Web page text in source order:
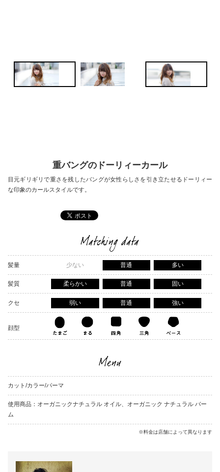
重バングのドーリィーカール
目元ギリギリで重さを残したバングが女性らしさを引き立たせるドーリィー
な印象のカールスタイルです。
Matching data
髪量 少ない 普通 多い
髪質 柔らかい 普通 固い
クセ 弱い 普通 強い
顔型
Menu
カット/カラー/パーマ
使用商品：オーガニックナチュラル オイル、オーガニック ナチュラル バー
ム
※料金は店舗によって異なります